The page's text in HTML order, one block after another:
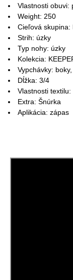
Vlastnosti obuvi:
Weight: 250
Cieľová skupina:
Strih: úzky
Typ nohy: úzky
Kolekcia:
Vypchávky:
Dĺžka: 3/4
Vlastnosti
Extra: Šnúrka
Aplikácia: zápas